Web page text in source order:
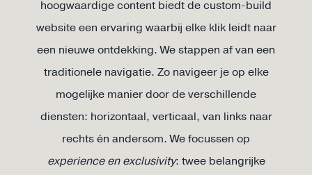
hoogwaardige content biedt de custom-build
website een ervaring waarbij elke klik leidt naar
een nieuwe ontdekking. We stappen af van een
traditionele navigatie. Zo navigeer je op elke
mogelijke manier door de verschillende
diensten: horizontaal, verticaal, van links naar
rechts én andersom. We focussen op
experience en exclusivity: twee belangrijke